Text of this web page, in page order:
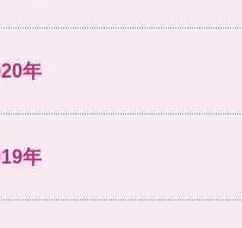
年
年